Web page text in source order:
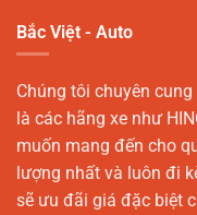
Bắc Việt - Auto
Chúng tôi chuyên
là các hãng xe như
muốn mang đến cho
lượng nhất và luôn đi
sẽ ưu đãi giá đặc biệt